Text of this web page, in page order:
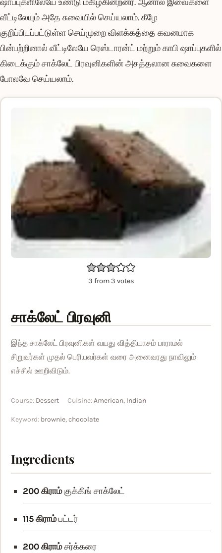
வீட்டிலேயும் அதே சுவையில் செய்யலாம். கீழே
குறிப்பிடப்பட்டுள்ள செய்முறை விளக்கத்தை கவனமாக
பின்பற்றினால் வீட்டிலேயே ரெஸ்டாரன்ட் மற்றும் காபி ஷாப்புகளில்
கிடைக்கும் சாக்லேட் பிரவுனிகளின் அசத்தலான சுவைகளை
போலவே செய்யலாம்.
3 from3 votes
சாக்லேட் பிரவுனி
இந்த சாக்லேட் பிரவுனிகள் வயது வித்தியாசம் பாராமல்
சிறுவர்கள் முதல் பெரியவர்கள் வரை அனைவரது நாவிலும்
எச்சில் ஊறிவிடும்.
Course: Dessert Cuisine:American, Indian
Keyword: brownie, chocolate
Ingredients
200கிராம்குக்கிங் சாக்லேட்
115கிராம்பட்டர்
200கிராம்சர்க்கரை